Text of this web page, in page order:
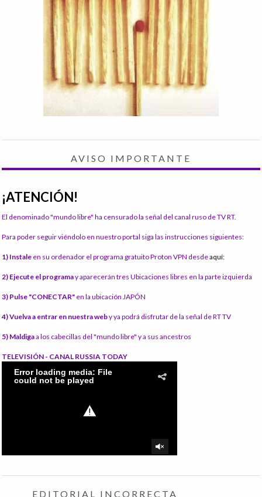
AVISO IMPORTANTE
¡ATENCIÓN!
El denominado "mundo libre" ha censurado la señal del canal ruso de TV RT.
Para poder seguir viéndolo en nuestro portal siga las instrucciones siguientes:
1) Instale en su ordenador el programa gratuito Proton VPN desdeaquí:
2) Ejecute el programay aparecerán tres Ubicaciones libres en la parte izquierda
3) Pulse "CONECTAR" en la ubicación JAPÓN
4) Vuelva a entrar en nuestra weby ya podrá disfrutar de la señal de RT TV
5) Maldigaa los cabecillas del "mundo libre" y a sus ancestros
TELEVISIÓN - CANAL RUSSIA TODAY
EDITORIAL INCORRECTA